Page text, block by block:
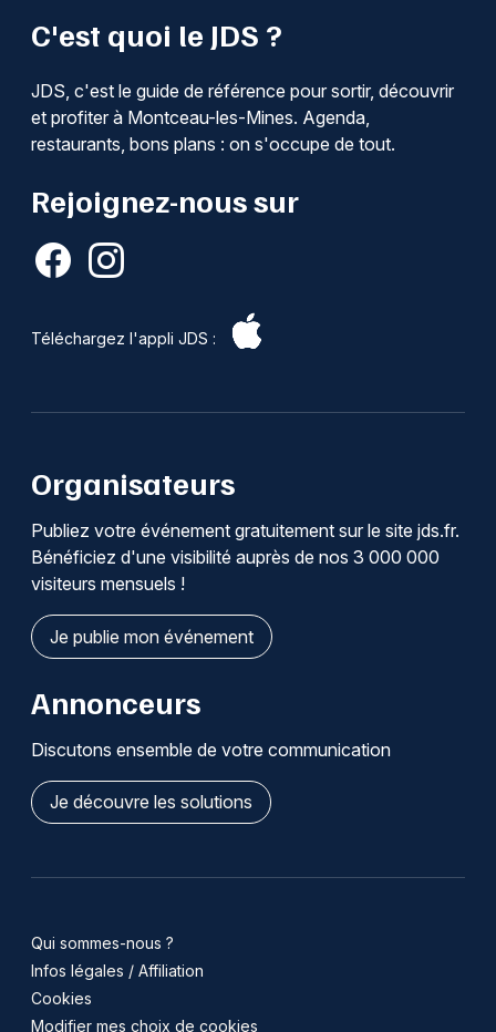
C'est quoi le JDS ?
JDS, c'est le guide de référence pour sortir, découvrir
et profiter à Montceau-les-Mines. Agenda,
restaurants, bons plans : on s'occupe de tout.
Rejoignez-nous sur
Téléchargez l'appli JDS :
Organisateurs
Publiez votre événement gratuitement sur le site jds.fr.
Bénéficiez d'une visibilité auprès de nos 3 000 000
visiteurs mensuels !
Je publie mon événement
Annonceurs
Discutons ensemble de votre communication
Je découvre les solutions
Qui sommes-nous ?
Infos légales / Affiliation
Cookies
Modifier mes choix de cookies